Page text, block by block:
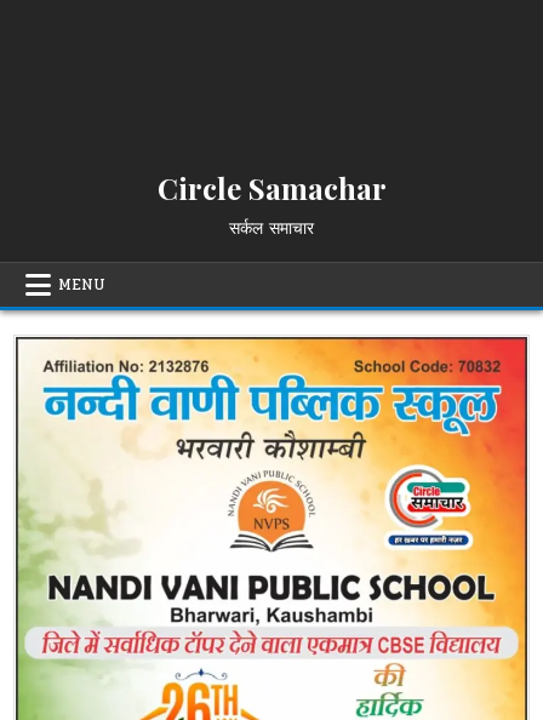
Circle Samachar
सर्कल समाचार
MENU